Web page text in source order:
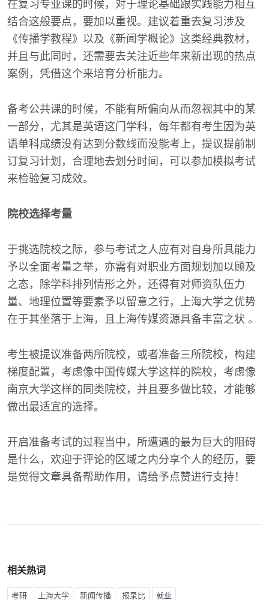
在复习专业课的时候，对于理论基础跟实践能力相互
结合这般要点，要加以重视。建议着重去复习涉及
《传播学教程》以及《新闻学概论》这类经典教材，
并且与此同时，还需要去关注近些年来新出现的热点
案例，凭借这个来培育分析能力。
备考公共课的时候，不能有所偏向从而忽视其中的某
一部分，尤其是英语这门学科，每年都有考生因为英
语单科成绩没有达到分数线而没能考上，提议提前制
订复习计划，合理地去划分时间，可以参加模拟考试
来检验复习成效。
院校选择考量
于挑选院校之际，参与考试之人应有对自身所具能力
予以全面考量之举，亦需有对职业方面规划加以顾及
之态，除学科排列情形之外，还得有对师资队伍力
量、地理位置等要素予以留意之行，上海大学之优势
在于其坐落于上海，且上海传媒资源具备丰富之状 。
考生被提议准备两所院校，或者准备三所院校，构建
梯度配置，考虑像中国传媒大学这样的院校，考虑像
南京大学这样的同类院校，并且要多做比较，才能够
做出最适宜的选择。
开启准备考试的过程当中，所遭遇的最为巨大的阻碍
是什么，欢迎于评论的区域之内分享个人的经历，要
是觉得文章具备帮助作用，请给予点赞进行支持！
相关热词
考研 上海大学 新闻传播 报录比 就业